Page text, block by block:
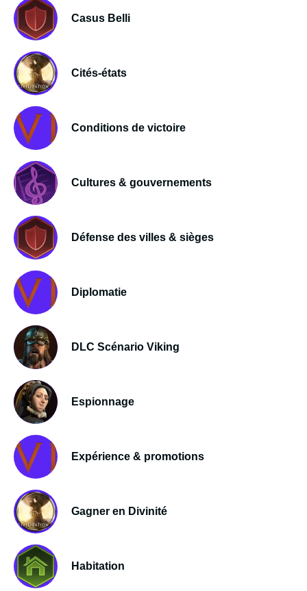
Casus Belli
Cités-états
Conditions de victoire
Cultures & gouvernements
Défense des villes & sièges
Diplomatie
DLC Scénario Viking
Espionnage
Expérience & promotions
Gagner en Divinité
Habitation